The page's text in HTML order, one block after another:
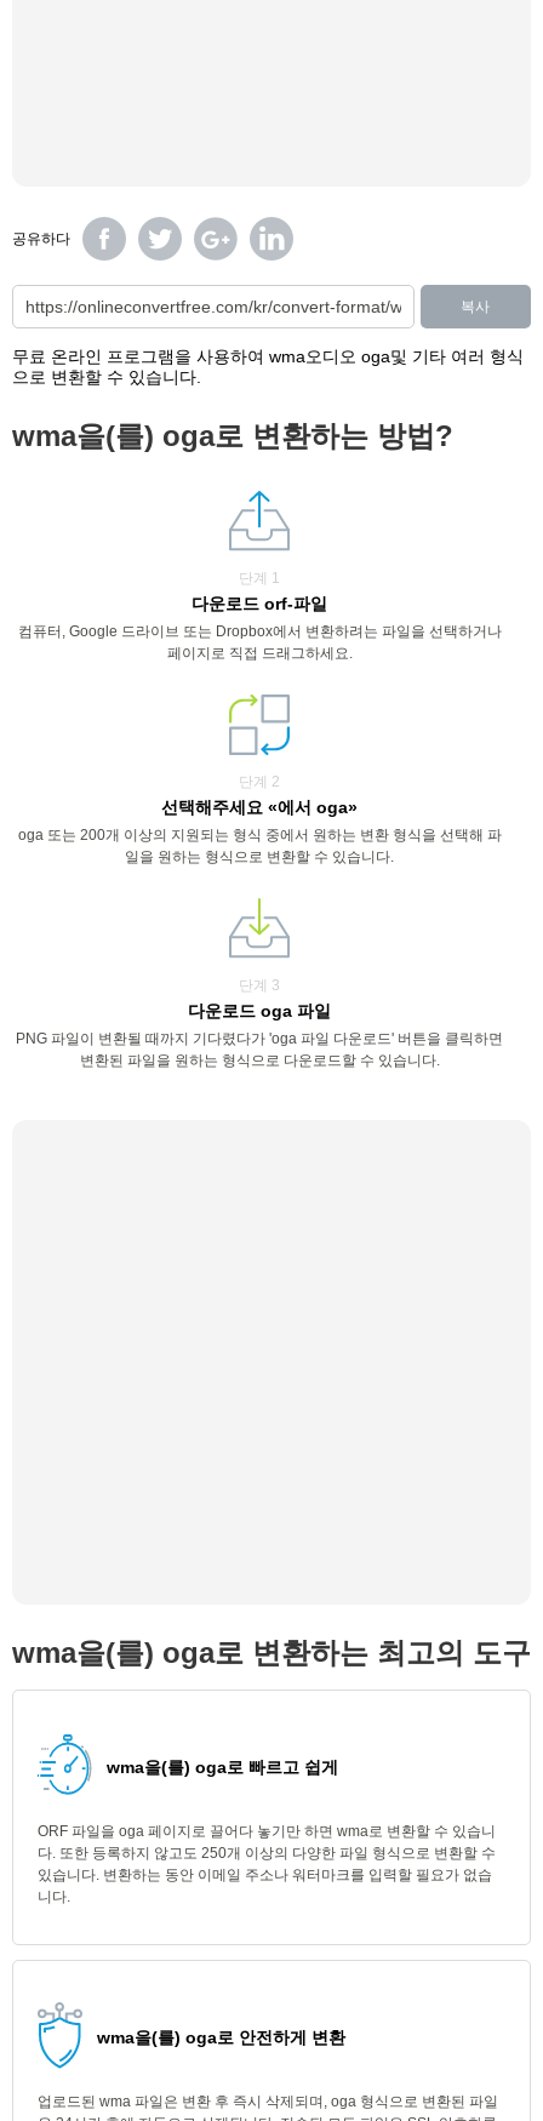
공유하다
복사
무료 온라인 프로그램을 사용하여 wma오디오 oga및 기타 여러 형식
으로 변환할 수 있습니다.
wma을(를) oga로 변환하는 방법?
단계 1
다운로드 orf-파일
컴퓨터, Google 드라이브 또는 Dropbox에서 변환하려는 파일을 선택하거나
페이지로 직접 드래그하세요.
단계 2
선택해주세요 «에서 oga»
oga 또는 200개 이상의 지원되는 형식 중에서 원하는 변환 형식을 선택해 파
일을 원하는 형식으로 변환할 수 있습니다.
단계 3
다운로드 oga 파일
PNG 파일이 변환될 때까지 기다렸다가 'oga 파일 다운로드' 버튼을 클릭하면
변환된 파일을 원하는 형식으로 다운로드할 수 있습니다.
wma을(를) oga로 변환하는 최고의 도구
wma을(를) oga로 빠르고 쉽게
ORF 파일을 oga 페이지로 끌어다 놓기만 하면 wma로 변환할 수 있습니
다. 또한 등록하지 않고도 250개 이상의 다양한 파일 형식으로 변환할 수
있습니다. 변환하는 동안 이메일 주소나 워터마크를 입력할 필요가 없습
니다.
wma을(를) oga로 안전하게 변환
업로드된 wma 파일은 변환 후 즉시 삭제되며, oga 형식으로 변환된 파일